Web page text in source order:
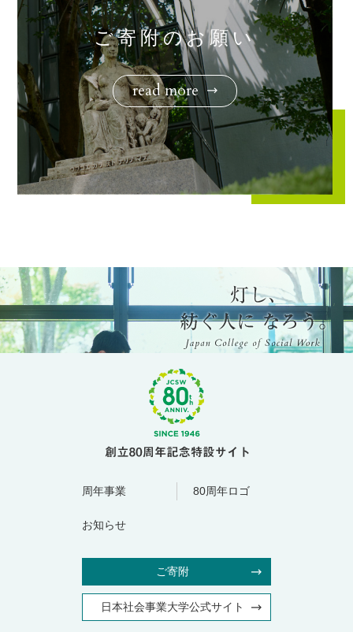
ご寄附のお願い
read more
周年事業 80周年ロゴ
お知らせ
ご寄附
日本社会事業大学公式サイト